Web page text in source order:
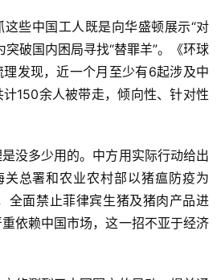
些中国工人既是向华盛顿展示“对
突破国内困局寻找“替罪羊”。《环球
发现，近一个月至少有6起涉及中
150余人被带走，倾向性、针对性
没多少用的。中方用实际行动给出
总署和农业农村部以猪瘟防疫为
全面禁止菲律宾生猪及猪肉产品进
依赖中国市场，这一招不亚于经济